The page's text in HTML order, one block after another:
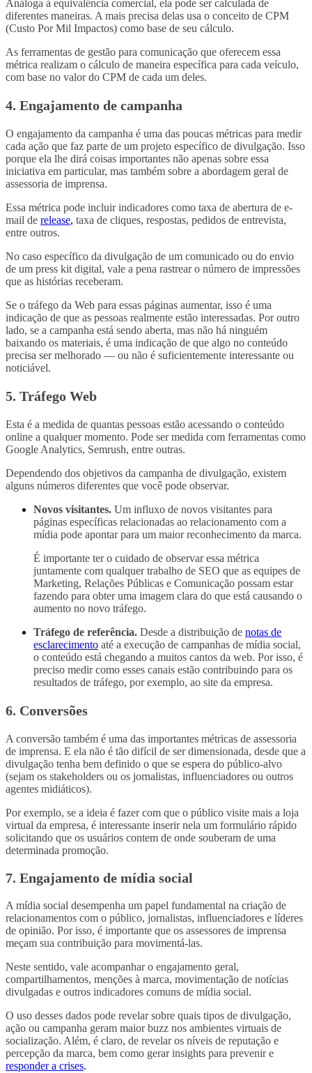
Análoga à equivalência comercial, ela pode ser calculada de
diferentes maneiras. A mais precisa delas usa o conceito de CPM
(Custo Por Mil Impactos) como base de seu cálculo.
As ferramentas de gestão para comunicação que oferecem essa
métrica realizam o cálculo de maneira específica para cada veículo,
com base no valor do CPM de cada um deles.
4. Engajamento de campanha
O engajamento da campanha é uma das poucas métricas para medir
cada ação que faz parte de um projeto específico de divulgação. Isso
porque ela lhe dirá coisas importantes não apenas sobre essa
iniciativa em particular, mas também sobre a abordagem geral de
assessoria de imprensa.
Essa métrica pode incluir indicadores como taxa de abertura de e-
mail de release, taxa de cliques, respostas, pedidos de entrevista,
entre outros.
No caso específico da divulgação de um comunicado ou do envio
de um press kit digital, vale a pena rastrear o número de impressões
que as histórias receberam.
Se o tráfego da Web para essas páginas aumentar, isso é uma
indicação de que as pessoas realmente estão interessadas. Por outro
lado, se a campanha está sendo aberta, mas não há ninguém
baixando os materiais, é uma indicação de que algo no conteúdo
precisa ser melhorado — ou não é suficientemente interessante ou
noticiável.
5. Tráfego Web
Esta é a medida de quantas pessoas estão acessando o conteúdo
online a qualquer momento. Pode ser medida com ferramentas como
Google Analytics, Semrush, entre outras.
Dependendo dos objetivos da campanha de divulgação, existem
alguns números diferentes que você pode observar.
Novos visitantes. Um influxo de novos visitantes para
páginas específicas relacionadas ao relacionamento com a
mídia pode apontar para um maior reconhecimento da marca.
É importante ter o cuidado de observar essa métrica
juntamente com qualquer trabalho de SEO que as equipes de
Marketing, Relações Públicas e Comunicação possam estar
fazendo para obter uma imagem clara do que está causando o
aumento no novo tráfego.
Tráfego de referência. Desde a distribuição de notas de
esclarecimento até a execução de campanhas de mídia social,
o conteúdo está chegando a muitos cantos da web. Por isso, é
preciso medir como esses canais estão contribuindo para os
resultados de tráfego, por exemplo, ao site da empresa.
6. Conversões
A conversão também é uma das importantes métricas de assessoria
de imprensa. E ela não é tão difícil de ser dimensionada, desde que a
divulgação tenha bem definido o que se espera do público-alvo
(sejam os stakeholders ou os jornalistas, influenciadores ou outros
agentes midiáticos).
Por exemplo, se a ideia é fazer com que o público visite mais a loja
virtual da empresa, é interessante inserir nela um formulário rápido
solicitando que os usuários contem de onde souberam de uma
determinada promoção.
7. Engajamento de mídia social
A mídia social desempenha um papel fundamental na criação de
relacionamentos com o público, jornalistas, influenciadores e líderes
de opinião. Por isso, é importante que os assessores de imprensa
meçam sua contribuição para movimentá-las.
Neste sentido, vale acompanhar o engajamento geral,
compartilhamentos, menções à marca, movimentação de notícias
divulgadas e outros indicadores comuns de mídia social.
O uso desses dados pode revelar sobre quais tipos de divulgação,
ação ou campanha geram maior buzz nos ambientes virtuais de
socialização. Além, é claro, de revelar os níveis de reputação e
percepção da marca, bem como gerar insights para prevenir e
responder a crises.